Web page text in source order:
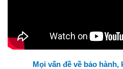
Mọi vấn đề về bảo hành,